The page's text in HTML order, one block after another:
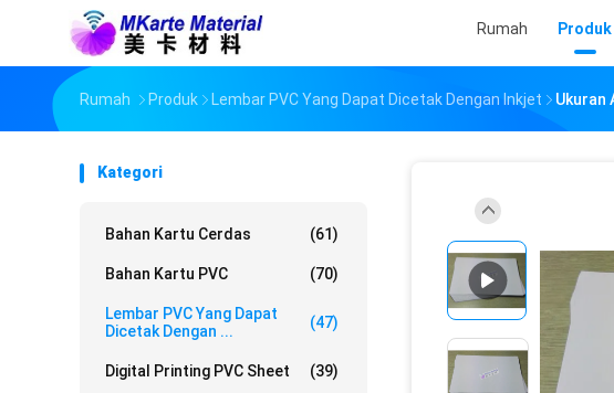
Rumah Produk
Rumah Produk Lembar PVC Yang Dapat Dicetak Dengan Inkjet Ukuran
Kategori
Bahan Kartu Cerdas (61)
Bahan Kartu PVC (70)
Lembar PVC Yang Dapat
Dicetak Dengan ...
(47)
Digital Printing PVC Sheet (39)